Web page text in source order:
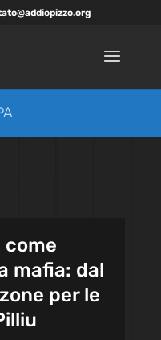
come
mafia: dal
per le